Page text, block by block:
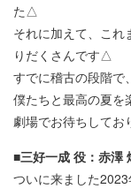
た△
それに加えて、これ
りだくさんです△
すでに稽古の段階
僕たちと最高の夏
劇場でお待ちして
■三好一成 役：赤澤
ついに来ました2023